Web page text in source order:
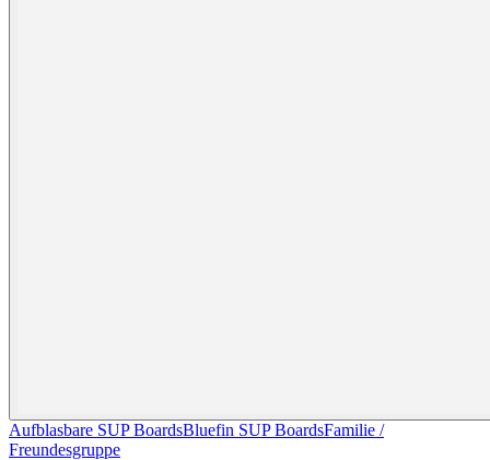
Aufblasbare SUP BoardsBluefin SUP BoardsFamilie /
Freundesgruppe